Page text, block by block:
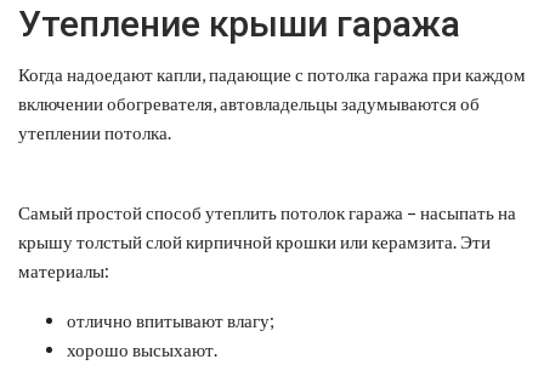
Утепление крыши гаража
Когда надоедают капли, падающие с потолка гаража при каждом
включении обогревателя, автовладельцы задумываются об
утеплении потолка.
Самый простой способ утеплить потолок гаража – насыпать на
крышу толстый слой кирпичной крошки или керамзита. Эти
материалы:
отлично впитывают влагу;
хорошо высыхают.